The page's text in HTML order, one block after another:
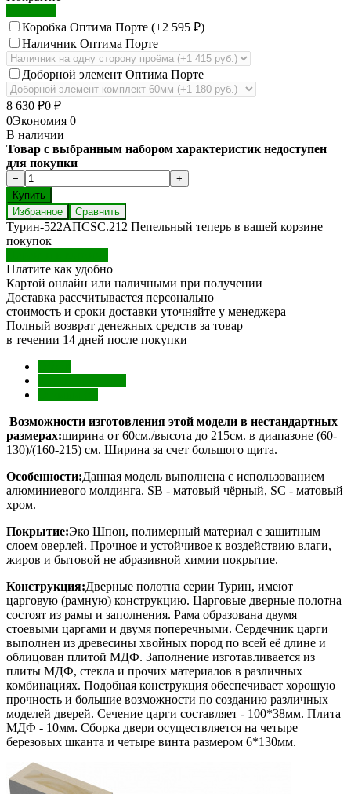
Коробка Оптима Порте (+2 595 ₽)
Наличник Оптима Порте
Доборной элемент Оптима Порте
8 630 ₽0 ₽
0Экономия 0
В наличии
Товар с выбранным набором характеристик недоступен
для покупки
Избранное Сравнить
Турин-522АПСSC.212 Пепельный теперь в вашей корзине
покупок
Платите как удобно
Картой онлайн или наличными при получении
Доставка рассчитывается персонально
стоимость и сроки доставки уточняйте у менеджера
Полный возврат денежных средств за товар
в течении 14 дней после покупки
Возможности изготовления этой модели в нестандартных
размерах:ширина от 60см./высота до 215см. в диапазоне (60-
130)/(160-215) см. Ширина за счет большого щита.
Особенности:Данная модель выполнена с использованием
алюминиевого молдинга. SB - матовый чёрный, SC - матовый
хром.
Покрытие:Эко Шпон, полимерный материал с защитным
слоем оверлей. Прочное и устойчивое к воздействию влаги,
жиров и бытовой не абразивной химии покрытие.
Конструкция:Дверные полотна серии Турин, имеют
царговую (рамную) конструкцию. Царговые дверные полотна
состоят из рамы и заполнения. Рама образована двумя
стоевыми царгами и двумя поперечными. Сердечник царги
выполнен из древесины хвойных пород по всей её длине и
облицован плитой МДФ. Заполнение изготавливается из
плиты МДФ, стекла и прочих материалов в различных
комбинациях. Подобная конструкция обеспечивает хорошую
прочность и большие возможности по созданию различных
моделей дверей. Сечение царги составляет - 100*38мм. Плита
МДФ - 10мм. Сборка двери осуществляется на четыре
березовых шканта и четыре винта размером 6*130мм.